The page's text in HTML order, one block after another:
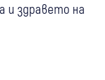
и здравето на